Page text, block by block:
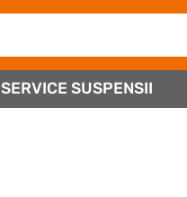
SERVICE SUSPENSII